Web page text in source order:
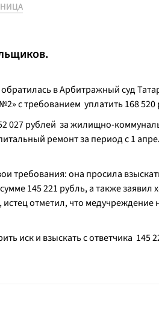
в Арбитражный суд
с требованием уплатить 168 520
027 рублей за жилищно-
ремонт за период с 1
требования: она просила
145 221 рубль, а также заявил
отметил, что медучреждение
иск и взыскать с ответчика 145